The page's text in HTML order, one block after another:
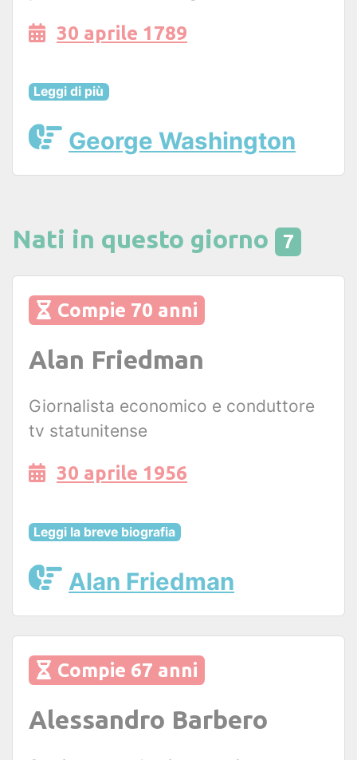
30 aprile 1789
Leggi di più
George Washington
Nati in questo giorno 7
Compie 70 anni
Alan Friedman
Giornalista economico e conduttore
tv statunitense
30 aprile 1956
Leggi la breve biografia
Alan Friedman
Compie 67 anni
Alessandro Barbero